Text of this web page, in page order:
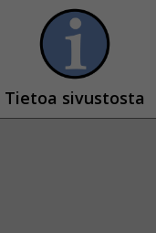
Tietoa sivustosta